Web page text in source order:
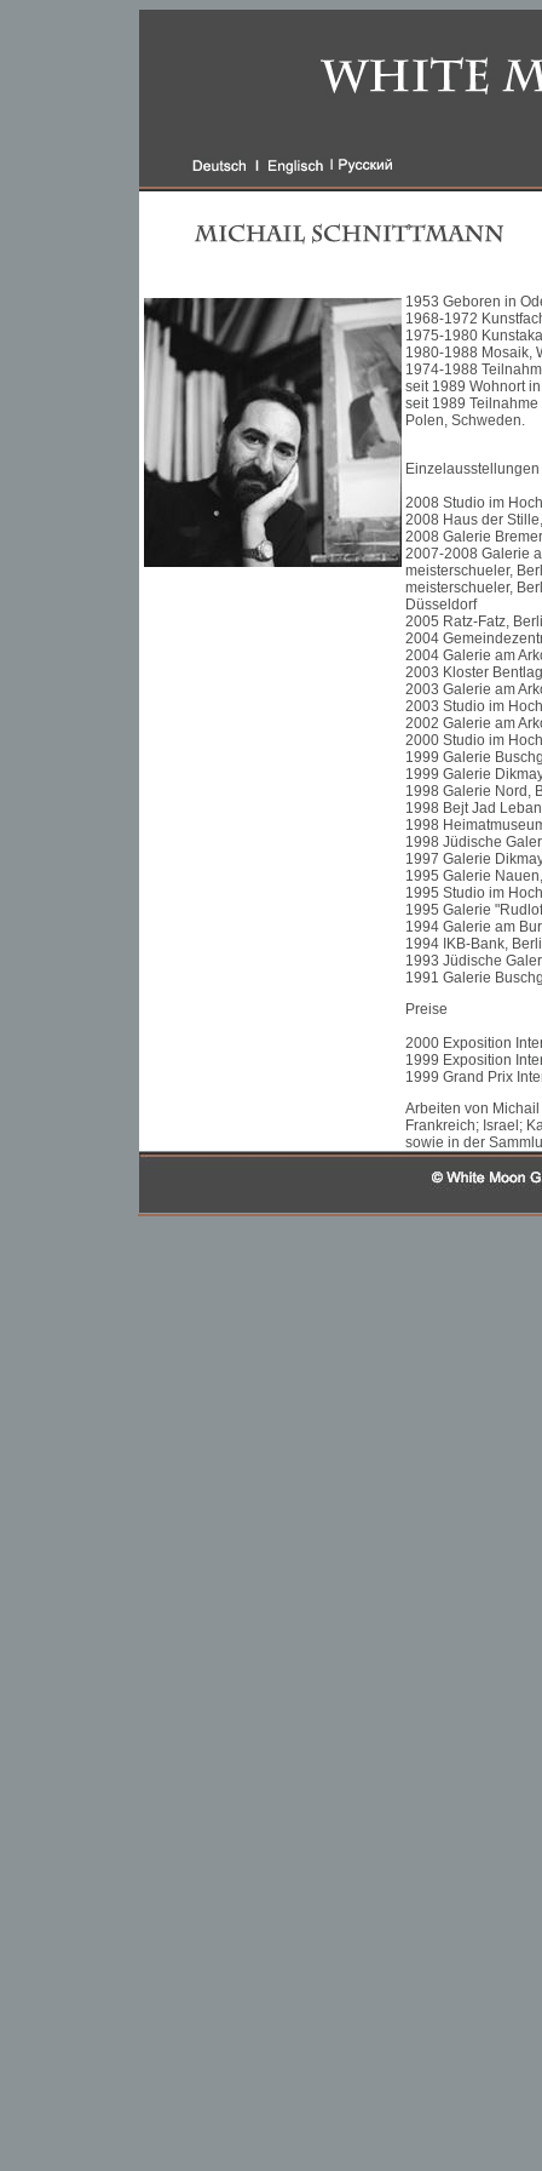
1953 Geboren in
1968-1972
1975-1980
1980-1988 Mosaik,
1974-1988
seit 1989 Wohnort
seit 1989
Polen, Schweden.
2008 Studio im
2008 Haus der
2008 Galerie
2007-2008 Galerie
meisterschueler,
meisterschueler,
Düsseldorf
2005 Ratz-Fatz,
2004
2004 Galerie am
2003 Kloster
2003 Galerie am
2003 Studio im
2002 Galerie am
2000 Studio im
1999 Galerie
1999 Galerie
1998 Galerie Nord,
1998 Bejt Jad
1998
1998 Jüdische
1997 Galerie
1995 Galerie
1995 Studio im
1995 Galerie
1994 Galerie am
1994 IKB-Bank,
1993 Jüdische
1991 Galerie
Preise
2000 Exposition
1999 Exposition
1999 Grand Prix
Arbeiten von
Frankreich; Israel;
sowie in der